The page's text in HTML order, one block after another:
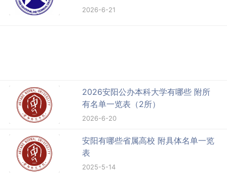
2026-6-21
2026安阳公办本科大学有哪些 附所
有名单一览表（2所）
2026-6-20
安阳有哪些省属高校 附具体名单一览
表
2025-5-14